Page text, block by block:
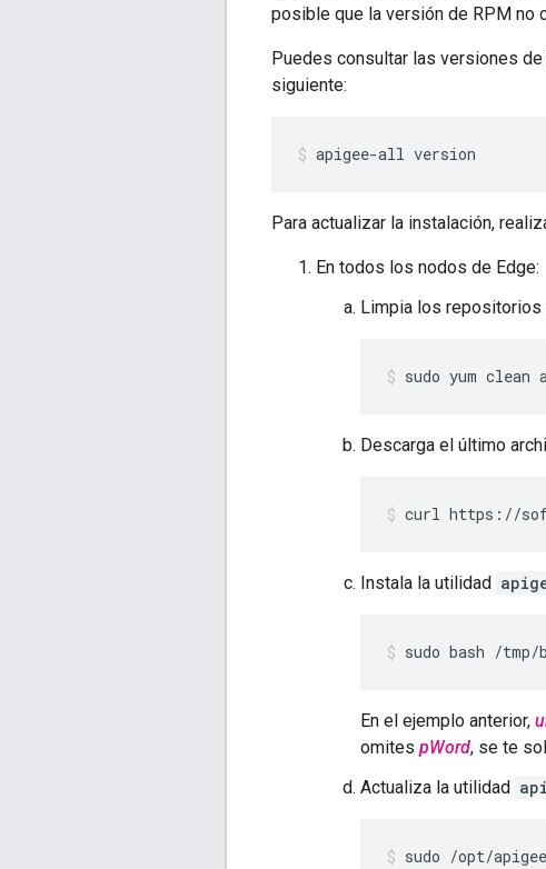
posible que la versión de RPM no
Puedes consultar las versiones
siguiente:
apigee-all version
Para actualizar la instalación,
En todos los nodos de Edge:
Limpia los repositorios
sudo yum clean
Descarga el último
curl https://
Instala la utilidad
sudo bash /tmp/
En el ejemplo anterior,
omites pWord, se te
Actualiza la utilidad
sudo /opt/